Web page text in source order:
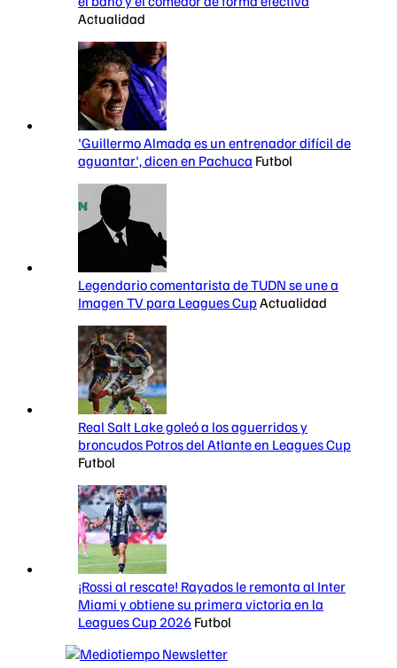
Actualidad
'Guillermo Almada es un entrenador difícil de
aguantar', dicen en Pachuca Futbol
Legendario comentarista de TUDN se une a
Imagen TV para Leagues CupActualidad
Real Salt Lake goleó a los aguerridos y
broncudos Potros del Atlante en Leagues Cup
Futbol
¡Rossi al rescate! Rayados le remonta al Inter
Miami y obtiene su primera victoria en la
Leagues Cup 2026 Futbol